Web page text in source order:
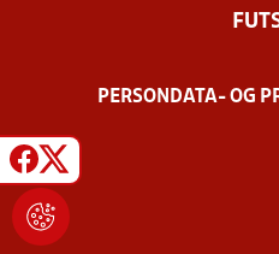
PERSONDATA- OG